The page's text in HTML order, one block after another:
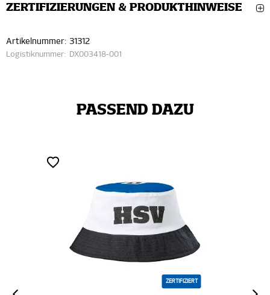
ZERTIFIZIERUNGEN & PRODUKTHINWEISE
Artikelnummer: 31312
Logistiknummer: DX003418-001
PASSEND DAZU
ZERTIFIZIERT